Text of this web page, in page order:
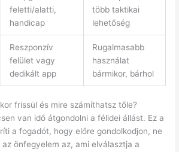
feletti/alatti,
handicap
több taktikai
lehetőség
Reszponzív
felület vagy
dedikált app
Rugalmasabb
használat
bármikor, bárhol
frissül és mire számíthatsz tőle?
van idő átgondolni a félidei állást. Ez a
a fogadót, hogy előre gondolkodjon, ne
önfegyelem az, ami elválasztja a